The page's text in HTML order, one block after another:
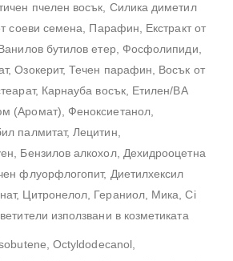
пчелен восък, Силика диметил
соеви семена, Парафин, Екстракт от
бутилов етер, Фосфолипиди,
Озокерит, Течен парафин, Восък от
Карнауба восък, Етилен/ВА
(Аромат), Феноксиетанол,
палмитат, Лецитин,
Бензилов алкохол, Дехидрооцетна
флуорфлогопит, Диетилхексил
Цитронелол, Гераниол, Мика, Ci
използвани в козметиката
Octyldodecanol,